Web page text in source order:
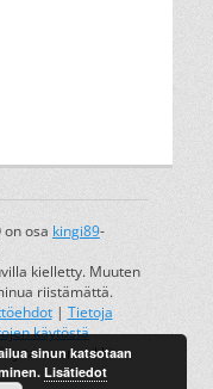
on osa kingi89-
kielletty. Muuten
riistämättä.
| Tietoja
käytöstä
tavaramerkki.
sinun katsotaan
Lisätiedot